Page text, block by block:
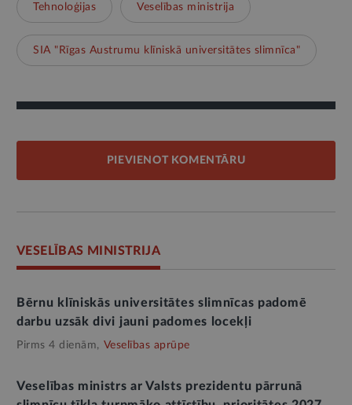
Tehnoloģijas Veselības ministrija
SIA "Rīgas Austrumu klīniskā universitātes slimnīca"
PIEVIENOT KOMENTĀRU
VESELĪBAS MINISTRIJA
Bērnu klīniskās universitātes slimnīcas padomē
darbu uzsāk divi jauni padomes locekļi
Pirms 4 dienām, Veselības aprūpe
Veselības ministrs ar Valsts prezidentu pārrunā